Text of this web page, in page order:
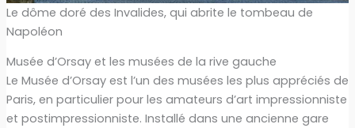
Le dôme doré des Invalides, qui abrite le tombeau de
Napoléon
Musée d’Orsay et les musées de la rive gauche
Le Musée d’Orsay est l’un des musées les plus appréciés de
Paris, en particulier pour les amateurs d’art impressionniste
et postimpressionniste. Installé dans une ancienne gare